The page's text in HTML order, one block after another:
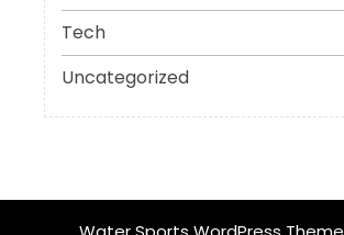
Tech
Uncategorized